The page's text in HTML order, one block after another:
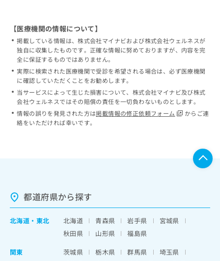
【医療機関の情報について】
掲載している情報は、株式会社マイナビおよび株式会社ウェルネスが
独自に収集したものです。正確な情報に努めておりますが、内容を完
全に保証するものではありません。
実際に検索された医療機関で受診を希望される場合は、必ず医療機関
に確認していただくことをお勧めします。
当サービスによって生じた損害について、株式会社マイナビ及び株式
会社ウェルネスではその賠償の責任を一切負わないものとします。
情報の誤りを発見された方は掲載情報の修正依頼フォーム
からご連
絡をいただければ幸いです。
都道府県から探す
北海道 ・ 東北 北海道 青森県 岩手県
宮城県
秋田県
山形県
福島県
関東
茨城県 栃木県 群馬県
埼玉県